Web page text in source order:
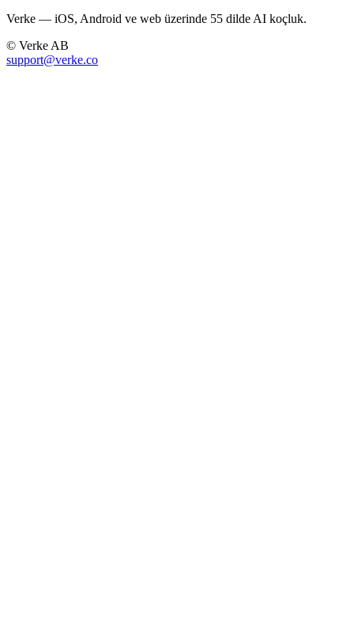
Verke — iOS, Android ve web üzerinde 55 dilde AI koçluk.
© Verke AB
support@verke.co